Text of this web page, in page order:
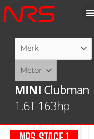
Ga
naar
MINI Clubman
1.6T 163hp